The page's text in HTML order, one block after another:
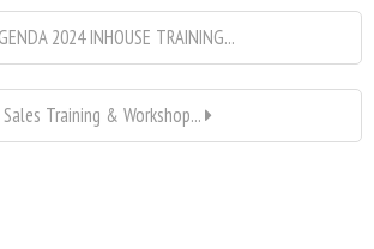
2024 INHOUSE TRAINING...
Sales Training & Workshop...